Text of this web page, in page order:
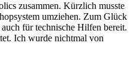
zusammen. Kürzlich musste
umziehen. Zum Glück
für technische Hilfen bereit.
Ich wurde nichtmal von